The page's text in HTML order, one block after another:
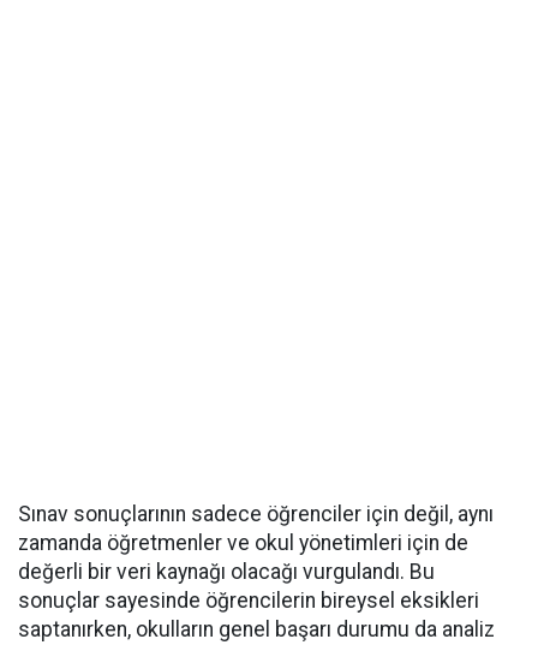
Sınav sonuçlarının sadece öğrenciler için değil, aynı
zamanda öğretmenler ve okul yönetimleri için de
değerli bir veri kaynağı olacağı vurgulandı. Bu
sonuçlar sayesinde öğrencilerin bireysel eksikleri
saptanırken, okulların genel başarı durumu da analiz